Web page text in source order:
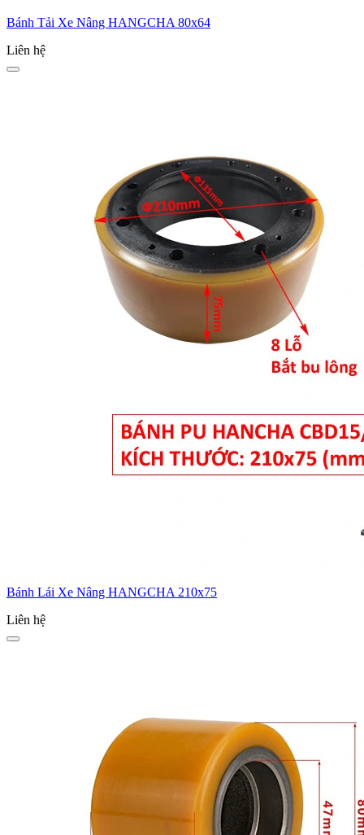
Bánh Tải Xe Nâng HANGCHA 80x64
Liên hệ
Bánh Lái Xe Nâng HANGCHA 210x75
Liên hệ